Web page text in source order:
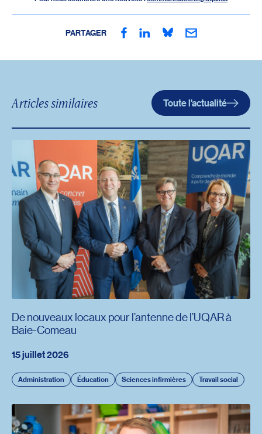
PARTAGER
Articles similaires Toute l'actualité
15 juillet 2026
Administration Éducation Sciences infirmières Travail social
De nouveaux locaux pour l’antenne de l’UQAR à
Baie-Comeau